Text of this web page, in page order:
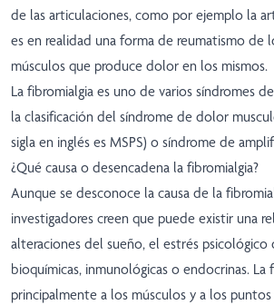
de las articulaciones, como por ejemplo la
es en realidad una forma de reumatismo de
músculos que produce dolor en los mismos.
La fibromialgia es uno de varios síndromes
la clasificación del síndrome de dolor
sigla en inglés es MSPS) o síndrome de
¿Qué causa o desencadena la fibromialgia?
Aunque se desconoce la causa de la
investigadores creen que puede existir una
alteraciones del sueño, el estrés psicológico
bioquímicas, inmunológicas o endocrinas. La
principalmente a los músculos y a los